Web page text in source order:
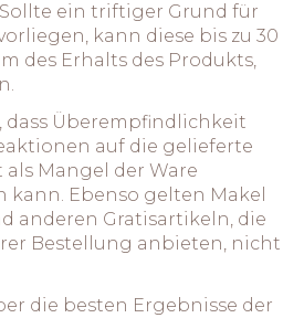
ein triftiger Grund für
kann diese bis zu 30
des Erhalts des Produkts,
dass Überempfindlichkeit
auf die gelieferte
Mangel der Ware
kann. Ebenso gelten Makel
anderen Gratisartikeln, die
Bestellung anbieten, nicht
die besten Ergebnisse der